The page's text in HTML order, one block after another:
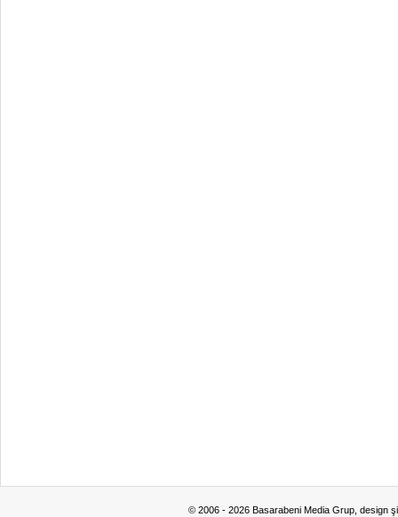
© 2006 - 2026 Basarabeni Media Grup, design